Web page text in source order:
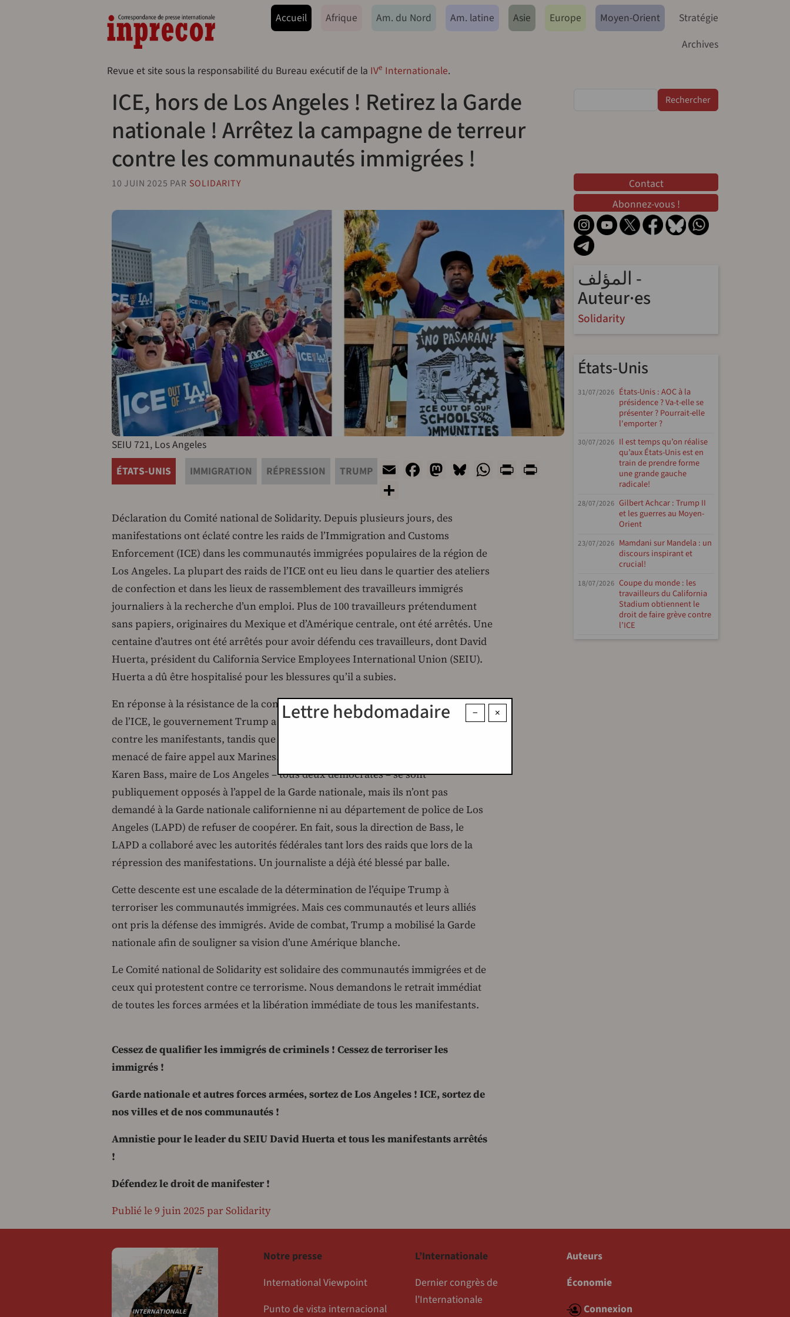
Navegação principal
Accueil Afrique Am. du Nord Am. latine Asie Europe Moyen-Orient
Stratégie
Archives
Revue et site sous la responsabilité du Bureau exécutif de la IVe Internationale.
ICE, hors de Los Angeles ! Retirez la Garde
nationale ! Arrêtez la campagne de terreur
contre les communautés immigrées !
10 JUIN 2025 PAR SOLIDARITY
SEIU 721, Los Angeles
ÉTATS-UNIS
IMMIGRATION RÉPRESSION TRUMP EmailFacebook
Mastodon
Bluesky
WhatsApp
Print PrintFriendly
Déclaration du Comité national de Solidarity. Depuis plusieurs jours, des
manifestations ont éclaté contre les raids de l’Immigration and Customs
Enforcement (ICE) dans les communautés immigrées populaires de la région de
Los Angeles. La plupart des raids de l’ICE ont eu lieu dans le quartier des ateliers
de confection et dans les lieux de rassemblement des travailleurs immigrés
journaliers à la recherche d’un emploi. Plus de 100 travailleurs prétendument
sans papiers, originaires du Mexique et d’Amérique centrale, ont été arrêtés. Une
centaine d’autres ont été arrêtés pour avoir défendu ces travailleurs, dont David
Huerta, président du California Service Employees International Union (SEIU).
Huerta a dû être hospitalisé pour les blessures qu’il a subies.
En réponse à la résistance de la communauté latino-américaine à ce terrorisme
de l’ICE, le gouvernement Trump a mobilisé la Garde nationale californienne
contre les manifestants, tandis que Peter Hegseth, le secrétaire à la Défense, a
menacé de faire appel aux Marines. Gavin Newsom, gouverneur de Californie, et
Karen Bass, maire de Los Angeles – tous deux démocrates – se sont
publiquement opposés à l’appel de la Garde nationale, mais ils n’ont pas
demandé à la Garde nationale californienne ni au département de police de Los
Angeles (LAPD) de refuser de coopérer. En fait, sous la direction de Bass, le
LAPD a collaboré avec les autorités fédérales tant lors des raids que lors de la
répression des manifestations. Un journaliste a déjà été blessé par balle.
Cette descente est une escalade de la détermination de l’équipe Trump à
terroriser les communautés immigrées. Mais ces communautés et leurs alliés
ont pris la défense des immigrés. Avide de combat, Trump a mobilisé la Garde
nationale afin de souligner sa vision d’une Amérique blanche.
Le Comité national de Solidarity est solidaire des communautés immigrées et de
ceux qui protestent contre ce terrorisme. Nous demandons le retrait immédiat
de toutes les forces armées et la libération immédiate de tous les manifestants.
Cessez de qualifier les immigrés de criminels ! Cessez de terroriser les
immigrés !
Garde nationale et autres forces armées, sortez de Los Angeles ! ICE, sortez de
nos villes et de nos communautés !
Amnistie pour le leader du SEIU David Huerta et tous les manifestants arrêtés
!
Défendez le droit de manifester !
Publié le 9 juin 2025 par Solidarity
×
−
Lettre hebdomadaire
Contact
Abonnez-vous !
المؤلف -
Auteur·es
Solidarity
États-Unis
31/07/2026 États-Unis : AOC à la
présidence ? Va-t-elle se
présenter ? Pourrait-elle
l'emporter ?
30/07/2026 Il est temps qu’on réalise
qu’aux États-Unis est en
train de prendre forme
une grande gauche
radicale!
28/07/2026 Gilbert Achcar : Trump II
et les guerres au Moyen-
Orient
23/07/2026 Mamdani sur Mandela : un
discours inspirant et
crucial!
18/07/2026 Coupe du monde : les
travailleurs du California
Stadium obtiennent le
droit de faire grève contre
l’ICE
Notre presse
International Viewpoint
Punto de vista internacional
L’Internationale
Dernier congrès de
l’Internationale
Auteurs
Économie
Connexion